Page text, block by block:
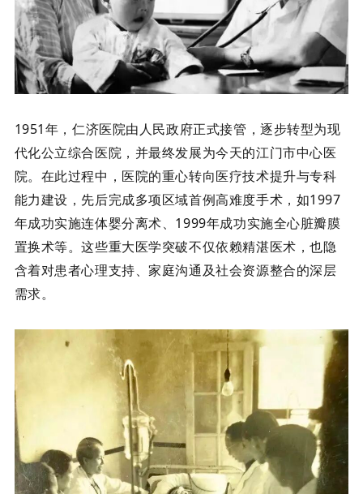
1951年，仁济医院由人民政府正式接管，逐步转型为现
代化公立综合医院，并最终发展为今天的江门市中心医
院。在此过程中，医院的重心转向医疗技术提升与专科
能力建设，先后完成多项区域首例高难度手术，如1997
年成功实施连体婴分离术、1999年成功实施全心脏瓣膜
置换术等。这些重大医学突破不仅依赖精湛医术，也隐
含着对患者心理支持、家庭沟通及社会资源整合的深层
需求。